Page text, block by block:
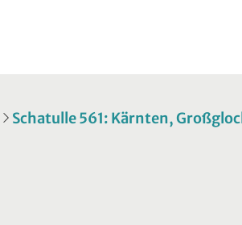
Schatulle 561: Kärnten,